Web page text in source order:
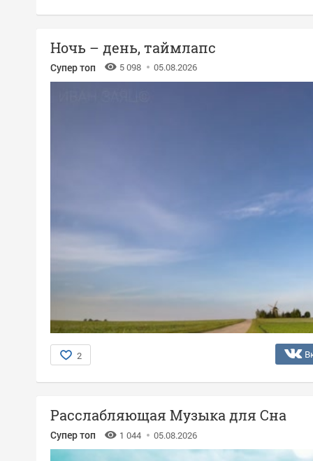
Ночь – день, таймлапс
Супер топ 5 098 05.08.2026
2
Расслабляющая Музыка для Сна
Супер топ 1 044 05.08.2026